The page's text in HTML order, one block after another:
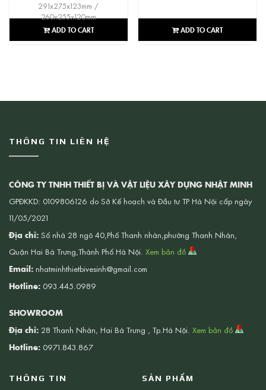
291x275x123mm /
260x255x120mm
ADD TO CART ADD TO CART
THÔNG TIN LIÊN HỆ
CÔNG TY TNHH THIẾT BỊ VÀ VẬT LIỆU XÂY DỰNG NHẬT MINH
GPĐKKD: 0109806126 do Sở Kế hoạch và Đầu tư TP Hà Nội cấp ngày
11/05/2021
Địa chỉ: Số nhà 28 ngõ 40,Phố Thanh nhàn,phường Thanh Nhàn,
Quận Hai Bà Trưng,Thành Phố Hà Nội. Xem bản đồ
Email: nhatminhthietbivesinh@gmail.com
Hotline: 093.445.0989
SHOWROOM
Địa chỉ: 28 Thanh Nhàn, Hai Bà Trưng , Tp.Hà Nội. Xem bản đồ
Hotline: 0971.843.867
THÔNG TIN SẢN PHẨM